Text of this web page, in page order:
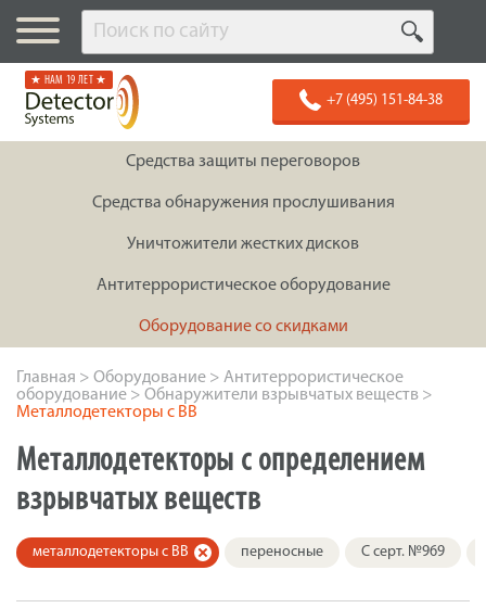
★ НАМ 19 ЛЕТ ★
+7 (495) 151-84-38
Средства защиты переговоров
Средства обнаружения прослушивания
Уничтожители жестких дисков
Антитеррористическое оборудование
Оборудование со скидками
Главная > Оборудование > Антитеррористическое
оборудование > Обнаружители взрывчатых веществ >
Металлодетекторы с ВВ
Металлодетекторы с определением
взрывчатых веществ
переносные С серт. №969
металлодетекторы с ВВ